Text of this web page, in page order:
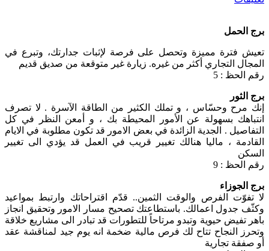
برج الحمل
تعيش فترة مميزة وتحصل على فرصة لإثبات جدارتك، وتبرع في
المجال التجاري أكثر من غيره. زيارة غير متوقعة من صديق قديم
رقم الحظ : 5
برج الثور
إنك مرح وحسّاس ، و تملك الكثير من الطاقة الآسرة . لا تصرف
انتباهك بسهولة عن الأمور المحيطة بك ، و أمعن النظر في كل
التفاصيل . الجدية الزائدة في بعض الامور قد تكون مطلوبة في الايام
القادمة ، ماليا هنالك تغيير قريب في العمل قد يؤدي الى تغيير
السكن
رقم الحظ : 9
برج الجوزاء
لا تفوّت الفرص والوقت الثمين.. قدّم اقتراحاتك وارتبط بمواعيد
وكثّف جدول اعمالك. باستطاعتك تصحيح مسار الامور وتحقيق انجاز
باهر تفيض حيوية وتبدو مرتاحاً للتطورات قد تبادر الى مشاريع خلاقة
وتحرز النجاح تتاح لك فرص مالية ضخمة انه يوم جيد لمناقشة عقد
أو صفقة تجارية